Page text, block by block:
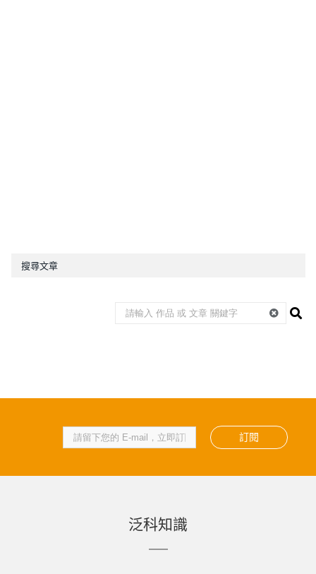
搜尋文章
訂閱
泛科知識